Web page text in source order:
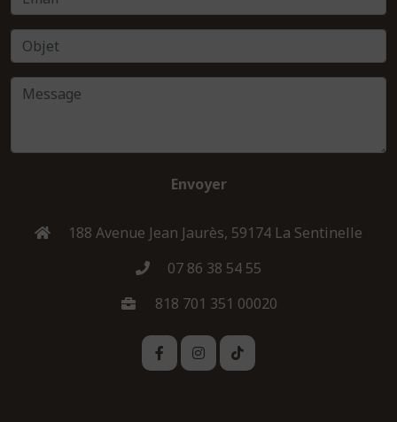
Envoyer
188 Avenue Jean Jaurès, 59174 La Sentinelle
07 86 38 54 55
818 701 351 00020